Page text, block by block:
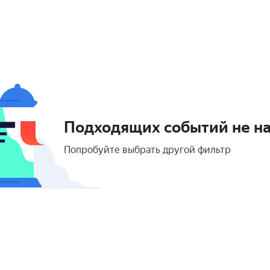
Подходящих событий не
Попробуйте выбрать другой фильтр